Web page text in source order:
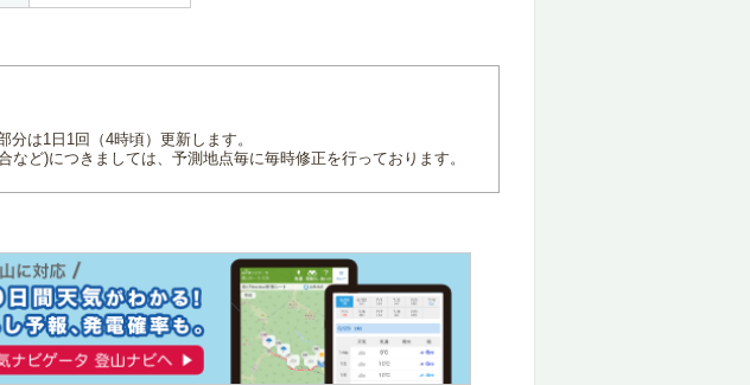
は1日1回（4時頃）更新します。
ど)につきましては、予測地点毎に毎時修正を行っております。